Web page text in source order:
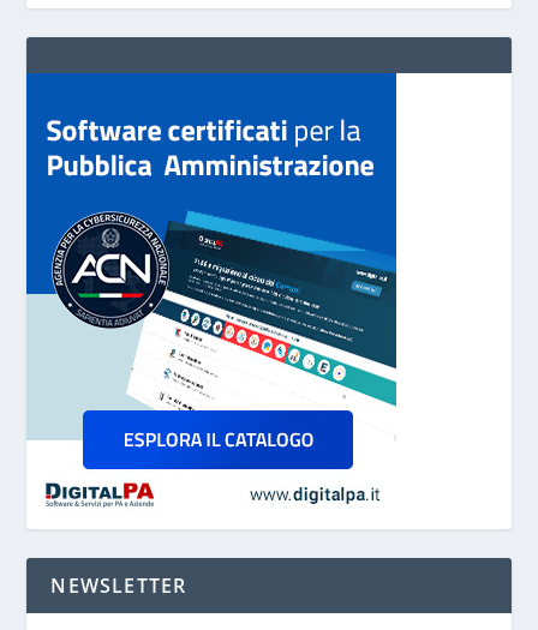
NEWSLETTER